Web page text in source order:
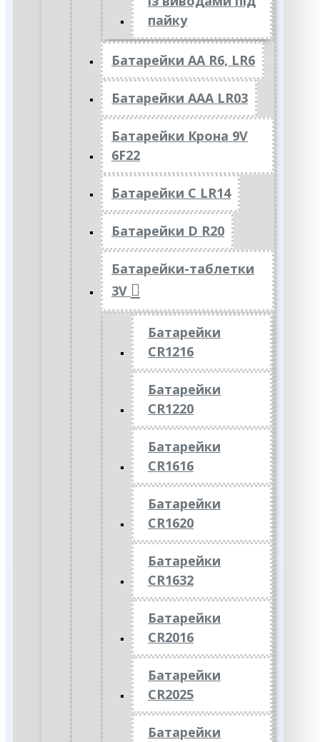
пайку
Батарейки АА R6, LR6
Батарейки АAА LR03
Батарейки Крона 9V
6F22
Батарейки C LR14
Батарейки D R20
Батарейки-таблетки
3V
Батарейки
CR1216
Батарейки
CR1220
Батарейки
CR1616
Батарейки
CR1620
Батарейки
CR1632
Батарейки
CR2016
Батарейки
CR2025
Батарейки